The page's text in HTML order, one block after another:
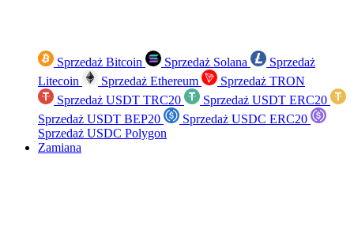
Sprzedaż Bitcoin Sprzedaż Solana
Sprzedaż
Litecoin
Sprzedaż Ethereum
Sprzedaż TRON
Sprzedaż USDT TRC20
Sprzedaż USDT ERC20
Sprzedaż USDT BEP20
Sprzedaż USDC ERC20
Sprzedaż USDC Polygon
Zamiana